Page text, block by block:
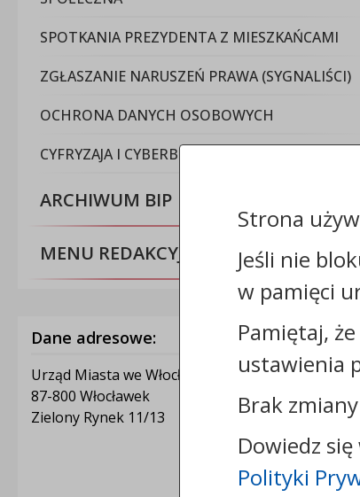
SPOTKANIA PREZYDENTA Z MIESZKAŃCAMI
ZGŁASZANIE NARUSZEŃ PRAWA (SYGNALIŚCI)
OCHRONA DANYCH OSOBOWYCH
CYFRYZAJA I CYBERBEZPIECZEŃSTWO
ARCHIWUM BIP
MENU REDAKCYJNE
Dane adresowe:
Urząd Miasta we Włocławku
87-800 Włocławek
Zielony Rynek 11/13
Strona
Jeśli nie
w pamięci
Pamiętaj,
ustawienia
Brak
Dowiedz
Polityki